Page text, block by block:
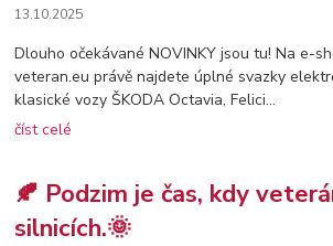
13.10.2025
Dlouho očekávané NOVINKY jsou tu! Na e-
veteran.eu právě najdete úplné svazky
klasické vozy ŠKODA Octavia, Felici...
číst celé
🍂 Podzim je čas, kdy
silnicích.🌞